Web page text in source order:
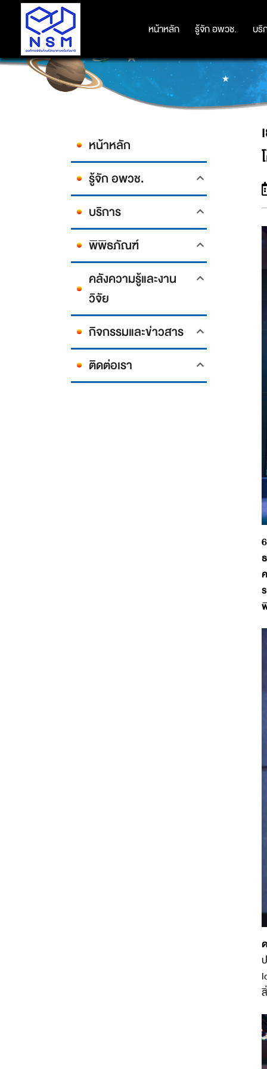
หน้าหลัก รู้จัก อพวช. บริ
หน้าหลัก รู้จัก อพวช. บริ
เยาวชนทีมโรงเรียนวิทยาศาสตร์
หน้าหลัก
รู้จัก อพวช.
บริการ
พิพิธภัณฑ์
คลังความรู้และงาน
วิจัย
กิจกรรมและข่าวสาร
ติดต่อเรา